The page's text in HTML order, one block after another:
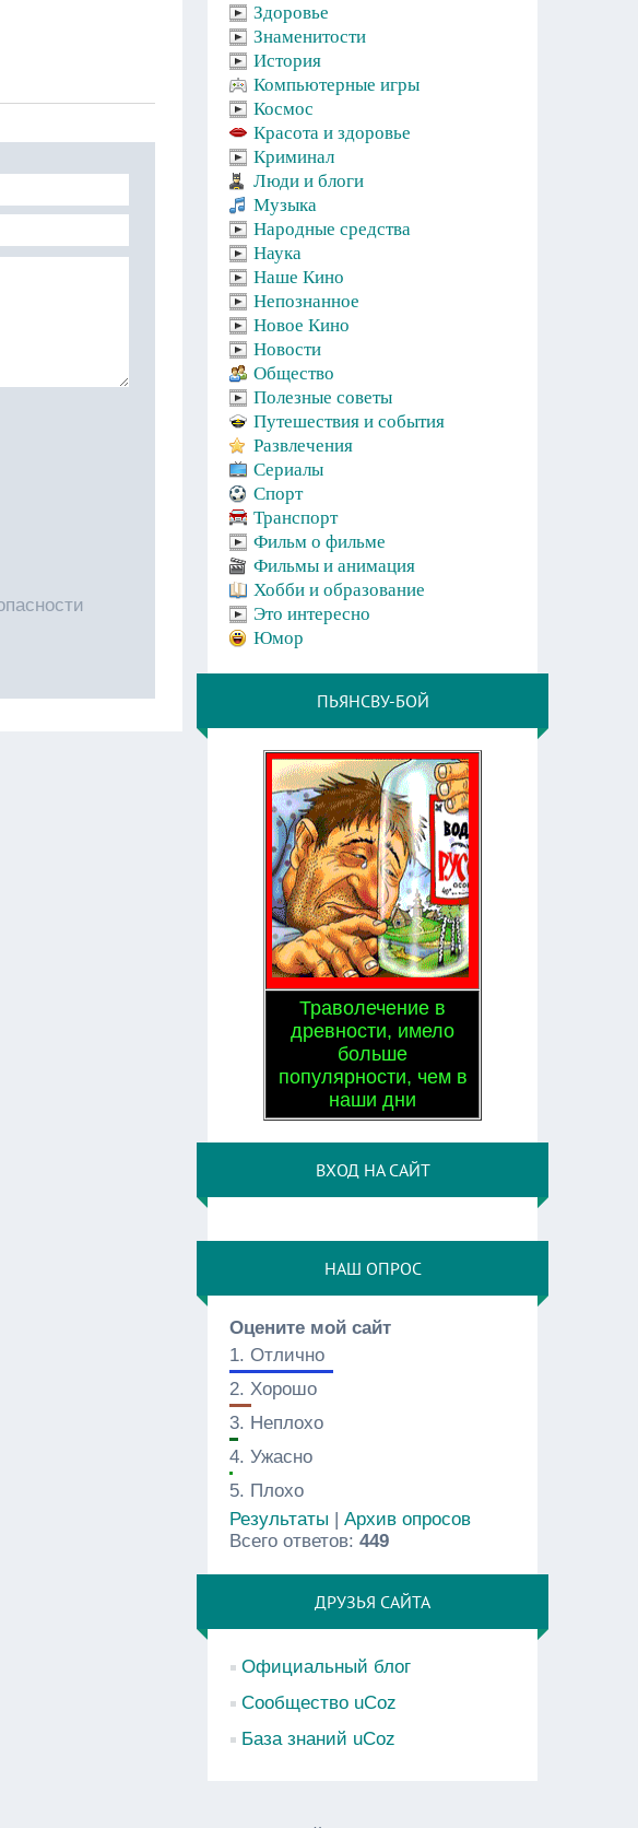
Здоровье
Знаменитости
История
Компьютерные игры
Космос
Красота и здоровье
Криминал
Люди и блоги
Музыка
Народные средства
Наука
Наше Кино
Непознанное
Новое Кино
Новости
Общество
Полезные советы
Путешествия и события
Развлечения
Сериалы
Спорт
Транспорт
Фильм о фильме
Фильмы и анимация
Хобби и образование
Это интересно
Юмор
ПЬЯНСВУ-БОЙ
Траволечение в
древности, имело
больше
популярности, чем в
наши дни
ВХОД НА САЙТ
НАШ ОПРОС
Оцените мой сайт
1.Отлично
2.Хорошо
3. Неплохо
4.Ужасно
5. Плохо
Результаты |Архив опросов
Всего ответов:449
ДРУЗЬЯ САЙТА
Официальный блог
Сообщество uCoz
База знаний uCoz